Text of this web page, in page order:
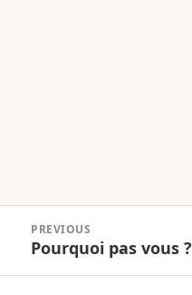
l’article
PREVIOUS
Previous
Pourquoi pas vous ?